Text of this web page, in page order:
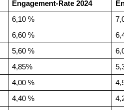
Engagement-Rate 2024
6,10 %
6,60 %
5,60 %
4,85%
4,00 %
4,40 %